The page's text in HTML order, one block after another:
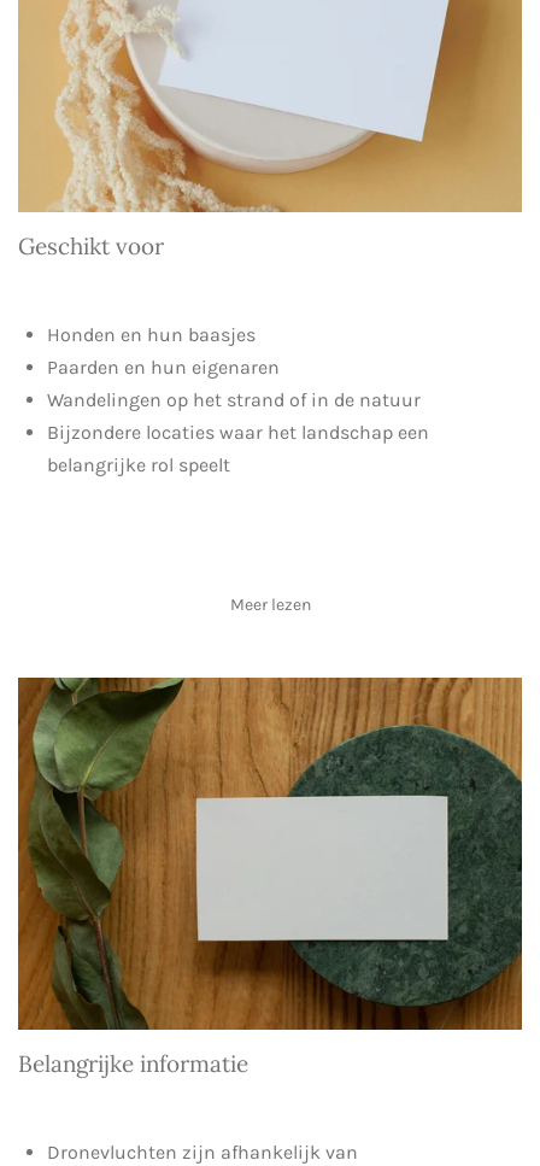
Geschikt voor
Honden en hun baasjes
Paarden en hun eigenaren
Wandelingen op het strand of in de natuur
Bijzondere locaties waar het landschap een
belangrijke rol speelt
Meer lezen
Belangrijke informatie
Dronevluchten zijn afhankelijk van